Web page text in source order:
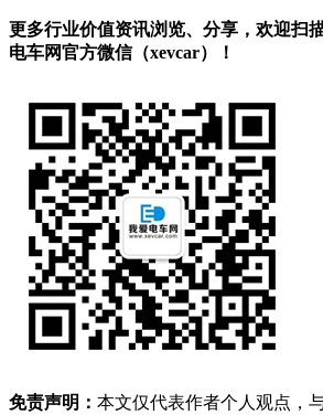
更多行业价值资讯浏览、分享，欢迎扫
电车网官方微信（xevcar）！
免责声明： 本文仅代表作者个人观点，